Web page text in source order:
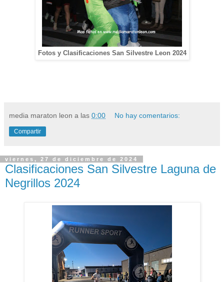
Fotos y Clasificaciones San Silvestre Leon 2024
media maraton leon a las 0:00 No hay comentarios:
Compartir
viernes, 27 de diciembre de 2024
Clasificaciones San Silvestre Laguna de
Negrillos 2024